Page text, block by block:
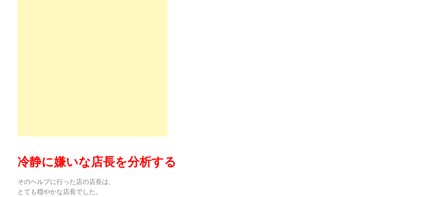
冷静に嫌いな店長を分析する
そのヘルプに行った店の店長は、
とても穏やかな店長でした。